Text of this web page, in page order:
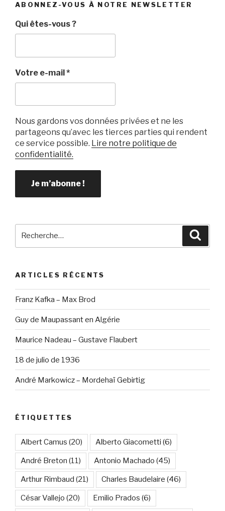
ABONNEZ-VOUS À NOTRE NEWSLETTER
Qui êtes-vous ?
Votre e-mail*
Nous gardons vos données privées et ne les
partageons qu’avec les tierces parties qui rendent
ce service possible. Lire notre politique de
confidentialité.
ARTICLES RÉCENTS
Franz Kafka – Max Brod
Guy de Maupassant en Algérie
Maurice Nadeau – Gustave Flaubert
18 de julio de 1936
André Markowicz – Mordehaï Gebirtig
ÉTIQUETTES
Albert Camus (20) Alberto Giacometti (6)
André Breton (11) Antonio Machado (45)
Arthur Rimbaud (21) Charles Baudelaire (46)
César Vallejo (20) Emilio Prados (6)